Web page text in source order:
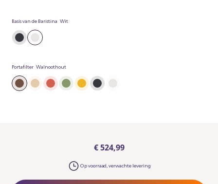
cappuccino, op een eenvoudige manier gemaakt.
Basis van de Baristina Wit
Portafilter Walnoothout
€ 524,99
Op voorraad, verwachte levering